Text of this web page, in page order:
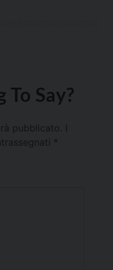
To Say?
pubblicato.
*